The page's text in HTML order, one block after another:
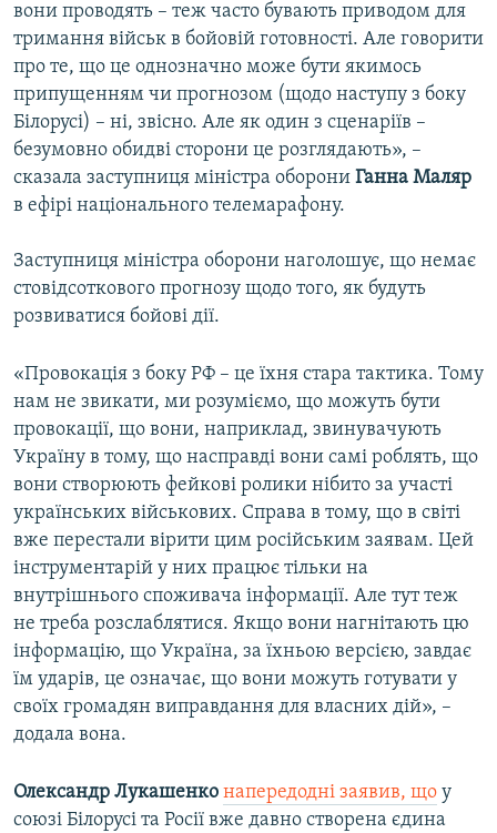
вони проводять – теж часто бувають приводом для
тримання військ в бойовій готовності. Але говорити
про те, що це однозначно може бути якимось
припущенням чи прогнозом (щодо наступу з боку
Білорусі) – ні, звісно. Але як один з сценаріїв –
безумовно обидві сторони це розглядають», –
сказала заступниця міністра оборони Ганна Маляр
в ефірі національного телемарафону.
Заступниця міністра оборони наголошує, що немає
стовідсоткового прогнозу щодо того, як будуть
розвиватися бойові дії.
«Провокація з боку РФ – це їхня стара тактика. Тому
нам не звикати, ми розуміємо, що можуть бути
провокації, що вони, наприклад, звинувачують
Україну в тому, що насправді вони самі роблять, що
вони створюють фейкові ролики нібито за участі
українських військових. Справа в тому, що в світі
вже перестали вірити цим російським заявам. Цей
інструментарій у них працює тільки на
внутрішнього споживача інформації. Але тут теж
не треба розслаблятися. Якщо вони нагнітають цю
інформацію, що Україна, за їхньою версією, завдає
їм ударів, це означає, що вони можуть готувати у
своїх громадян виправдання для власних дій», –
додала вона.
Олександр Лукашенко напередодні заявив, що у
союзі Білорусі та Росії вже давно створена єдина